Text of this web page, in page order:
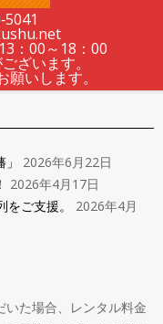
：00～18：00
ざいます。
いします。
2026年6月22日
2026年4月17日
ご支援。
2026年4月
いた場合、レンタル料金